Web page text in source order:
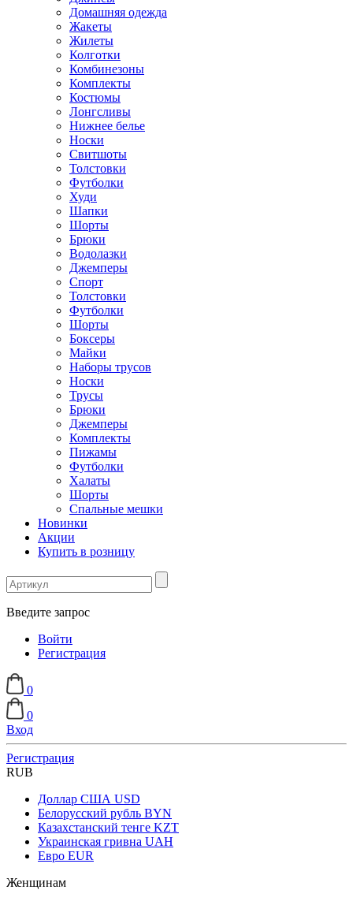
Домашняя одежда
Жакеты
Жилеты
Колготки
Комбинезоны
Комплекты
Костюмы
Лонгсливы
Нижнее белье
Носки
Свитшоты
Толстовки
Футболки
Худи
Шапки
Шорты
Брюки
Водолазки
Джемперы
Спорт
Толстовки
Футболки
Шорты
Боксеры
Майки
Наборы трусов
Носки
Трусы
Брюки
Джемперы
Комплекты
Пижамы
Футболки
Халаты
Шорты
Спальные мешки
Новинки
Акции
Купить в розницу
Введите запрос
Войти
Регистрация
0
0
Вход
Регистрация
RUB
Доллар США USD
Белорусский рубль BYN
Казахстанский тенге KZT
Украинская гривна UAH
Евро EUR
Женщинам